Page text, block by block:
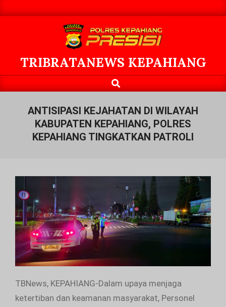
to
TRIBRATANEWS KEPAHIANG
Navigation
Search
ANTISIPASI KEJAHATAN DI WILAYAH
KABUPATEN KEPAHIANG, POLRES
KEPAHIANG TINGKATKAN PATROLI
TBNews, KEPAHIANG-Dalam upaya menjaga
ketertiban dan keamanan masyarakat, Personel